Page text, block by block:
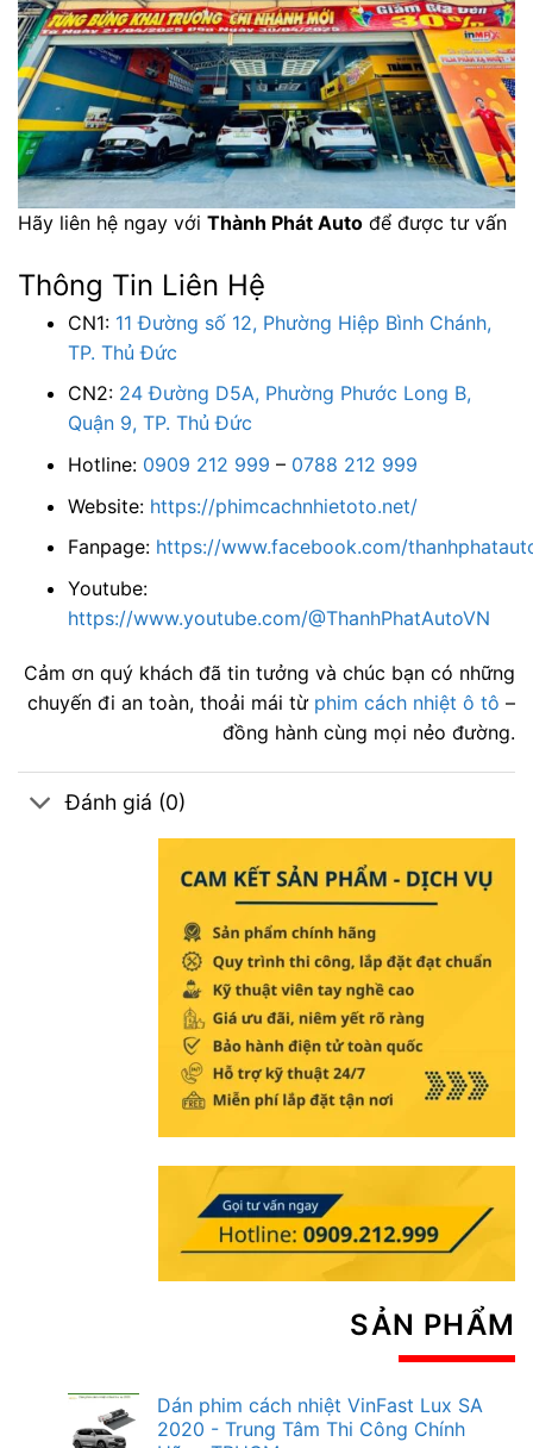
Hãy liên hệ ngay với Thành Phát Auto để được tư vấn
Thông Tin Liên Hệ
CN1: 11 Đường số 12, Phường Hiệp Bình Chánh,
TP. Thủ Đức
CN2: 24 Đường D5A, Phường Phước Long B,
Quận 9, TP. Thủ Đức
Hotline: 0909 212 999 – 0788 212 999
Website: https://phimcachnhietoto.net/
Fanpage: https://www.facebook.com/
Youtube:
https://www.youtube.com/@ThanhPhatAutoVN
Cảm ơn quý khách đã tin tưởng và chúc bạn có những
chuyến đi an toàn, thoải mái từ phim cách nhiệt ô tô –
đồng hành cùng mọi nẻo đường.
Đánh giá (0)
SẢN PHẨM
Dán phim cách nhiệt VinFast Lux SA
2020 - Trung Tâm Thi Công Chính